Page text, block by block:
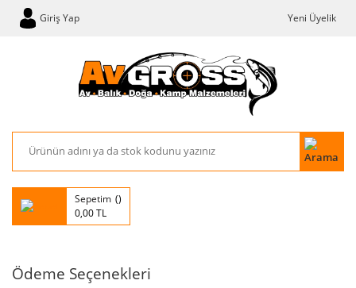
Giriş Yap Yeni Üyelik
Sepetim
0,00 TL
Ödeme Seçenekleri